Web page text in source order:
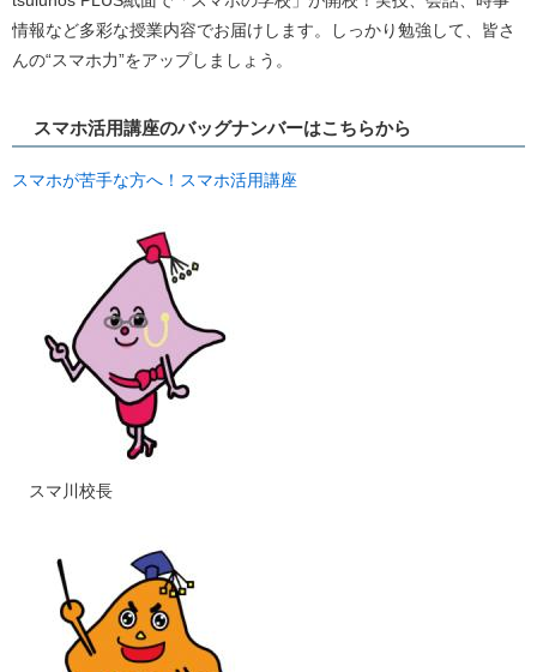
情報など多彩な授業内容でお届けします。しっかり勉強して、皆さ
んの“スマホ力”をアップしましょう。
スマホ活用講座のバッグナンバーはこちらから
スマホが苦手な方へ！スマホ活用講座
​ スマ川校長